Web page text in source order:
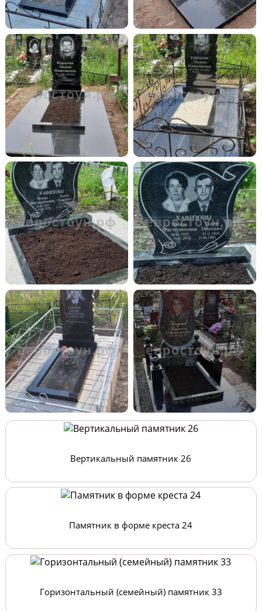
Вертикальный памятник 26
Памятник в форме креста 24
Горизонтальный (семейный) памятник 33